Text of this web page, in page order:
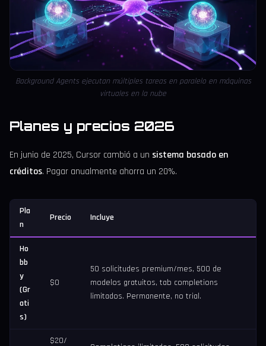
Background Agents ejecutan múltiples tareas en paralelo en máquinas
virtuales en la nube
Planes y precios 2026
En junio de 2025, Cursor cambió a un sistema basado en
créditos. Pagar anualmente ahorra un 20%.
Pla
n
Precio Incluye
Ho
bb
y
(Gr
ati
s)
$0
50 solicitudes premium/mes, 500 de
modelos gratuitos, tab completions
limitados. Permanente, no trial.
$20/